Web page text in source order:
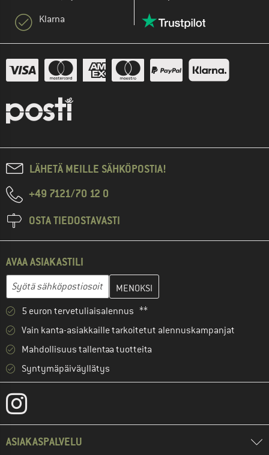
Klarna
LÄHETÄ MEILLE SÄHKÖPOSTIA!
+49 7121/70 12 0
OSTA TIEDOSTAVASTI
AVAA ASIAKASTILI
Sähköpostiosoite
Anna sähköpostiosoitteesi ja luo seuraavassa vaiheessa
5 euron tervetuliaisalennus **
Vain kanta-asiakkaille tarkoitetut alennuskampanjat
Mahdollisuus tallentaa tuotteita
Syntymäpäiväyllätys
ASIAKASPALVELU